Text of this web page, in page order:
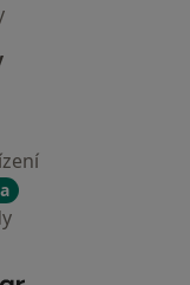
- Hlavní stránka